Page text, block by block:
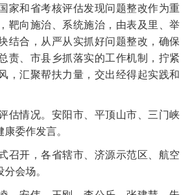
和省考核评估发现问题整改作为重
靶向施治、系统施治，由表及里、举
结合，从严从实抓好问题整改，确保
责、市县乡抓落实的工作机制，拧紧
，汇聚帮扶力量，交出经得起实践和
情况。安阳市、平顶山市、三门峡
委作发言。
开，各省辖市、济源示范区、航空
会场。